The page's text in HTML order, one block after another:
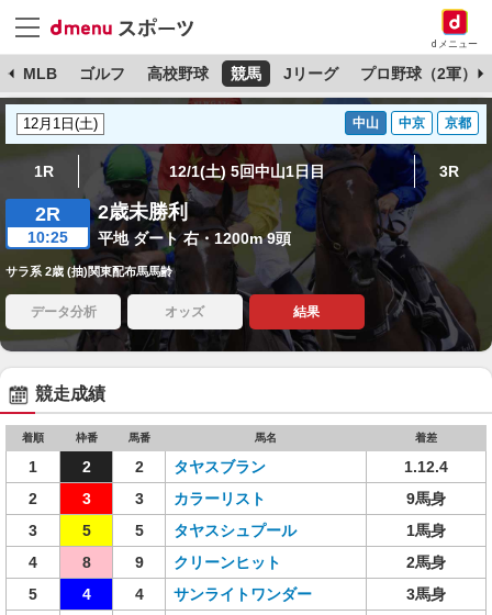
dメニュー
MLB ゴルフ 高校野球 競馬 Jリーグ プロ野球（2軍）
中山 中京 京都
1R 12/1(土) 5回中山1日目 3R
2R
10:25
2歳未勝利
平地 ダート 右・1200m 9頭
サラ系 2歳 (抽)関東配布馬馬齢
データ分析 オッズ 結果
競走成績
着順 枠番 馬番 馬名 着差
1 2 2 タヤスブラン
1.12.4
2
3 3 カラーリスト
9馬身
3
5 5 タヤスシュプール
1馬身
4
8 9 クリーンヒット
2馬身
5
4 4 サンライトワンダー
3馬身